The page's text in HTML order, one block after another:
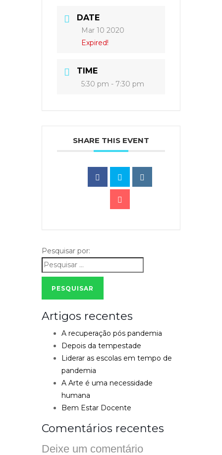
DATE
Mar 10 2020
Expired!
TIME
5:30 pm - 7:30 pm
SHARE THIS EVENT
Pesquisar por:
PESQUISAR
Artigos recentes
A recuperação pós pandemia
Depois da tempestade
Liderar as escolas em tempo de
pandemia
A Arte é uma necessidade
humana
Bem Estar Docente
Comentários recentes
Deixe um comentário